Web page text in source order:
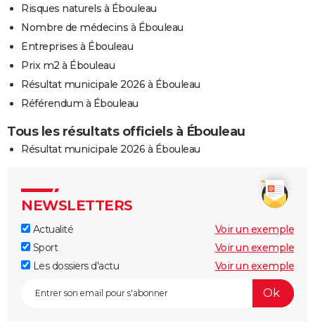
Risques naturels à Ébouleau
Nombre de médecins à Ébouleau
Entreprises à Ébouleau
Prix m2 à Ébouleau
Résultat municipale 2026 à Ébouleau
Référendum à Ébouleau
Tous les résultats officiels à Ébouleau
Résultat municipale 2026 à Ébouleau
NEWSLETTERS
Actualité
Voir un exemple
Sport
Voir un exemple
Les dossiers d'actu
Voir un exemple